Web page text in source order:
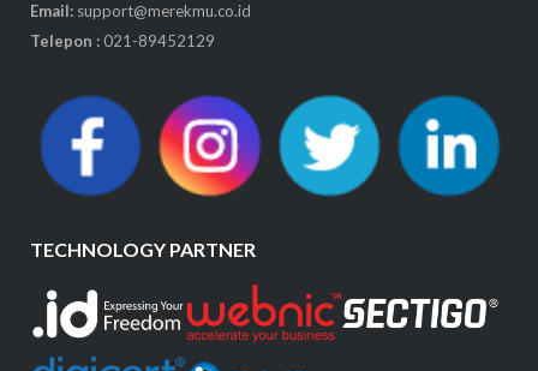
Email:support@merekmu.co.id
Telepon :021-89452129
TECHNOLOGY PARTNER